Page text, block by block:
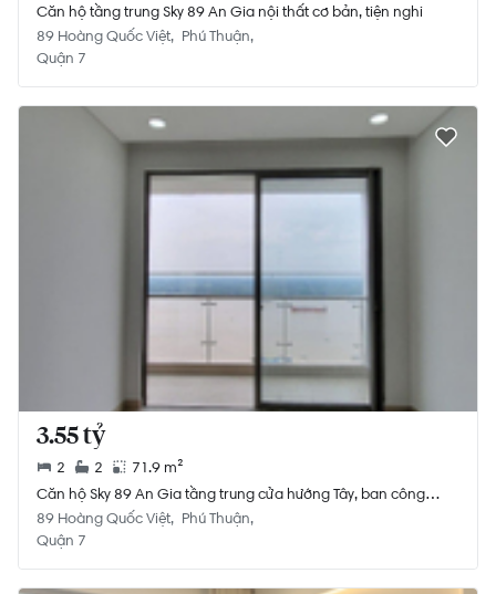
Căn hộ tầng trung Sky 89 An Gia nội thất cơ bản, tiện nghi
89 Hoàng Quốc Việt
Phú Thuận
Quận 7
3.55 tỷ
2 2
71.9 m²
Căn hộ Sky 89 An Gia tầng trung cửa hướng Tây, ban công
hướng Đông mát mẻ.
89 Hoàng Quốc Việt
Phú Thuận
Quận 7